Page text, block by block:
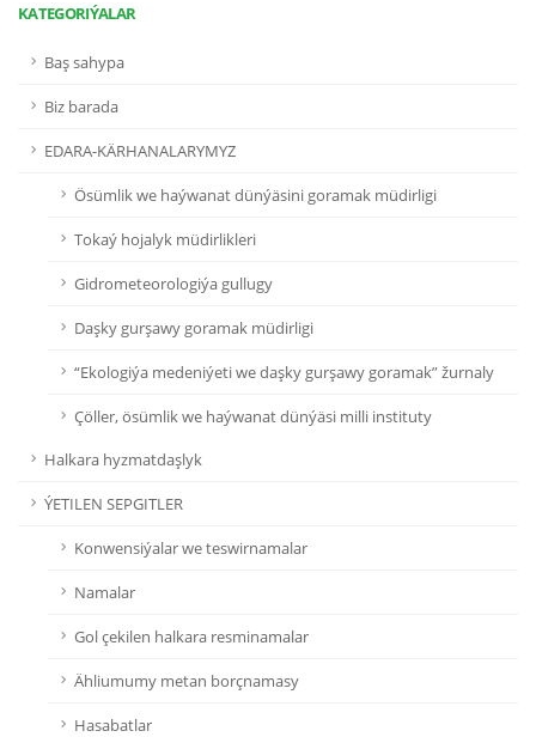
KATEGORIÝALAR
Baş sahypa
Biz barada
EDARA-KÄRHANALARYMYZ
Ösümlik we haýwanat dünýäsini goramak müdirligi
Tokaý hojalyk müdirlikleri
Gidrometeorologiýa gullugy
Daşky gurşawy goramak müdirligi
“Ekologiýa medeniýeti we daşky gurşawy goramak” žurnaly
Çöller, ösümlik we haýwanat dünýäsi milli instituty
Halkara hyzmatdaşlyk
ÝETILEN SEPGITLER
Konwensiýalar we teswirnamalar
Namalar
Gol çekilen halkara resminamalar
Ähliumumy metan borçnamasy
Hasabatlar